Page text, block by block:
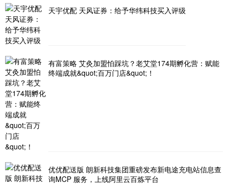
天宇优配 天风证券：给予华纬科技买入评级
有富策略 艾灸加盟怕踩坑？老艾堂174期孵化营：赋能
终端成就&quot;百万门店&quot;！
优优配送版 朗新科技集团重磅发布新电途充电站信息查
询MCP 服务，上线阿里云百炼平台